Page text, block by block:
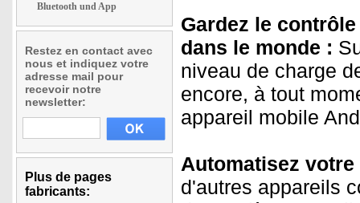
Bluetooth und App
Restez en contact avec
nous et indiquez votre
adresse mail pour
recevoir notre
newsletter:
Plus de pages
fabricants:
Gardez le
dans le monde :
niveau de charge
encore, à tout
appareil mobile
Automatisez
d'autres appareils